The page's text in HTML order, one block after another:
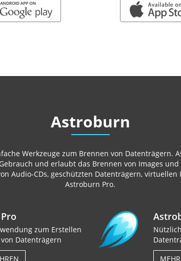
PLAY APP STORE
Astroburn
Werkzeuge zum Brennen von Datenträgern.
und erlaubt das Brennen von Images und
Audio-CDs, geschützten Datenträgern,
Astroburn Pro.
zum Erstellen
Datenträgern